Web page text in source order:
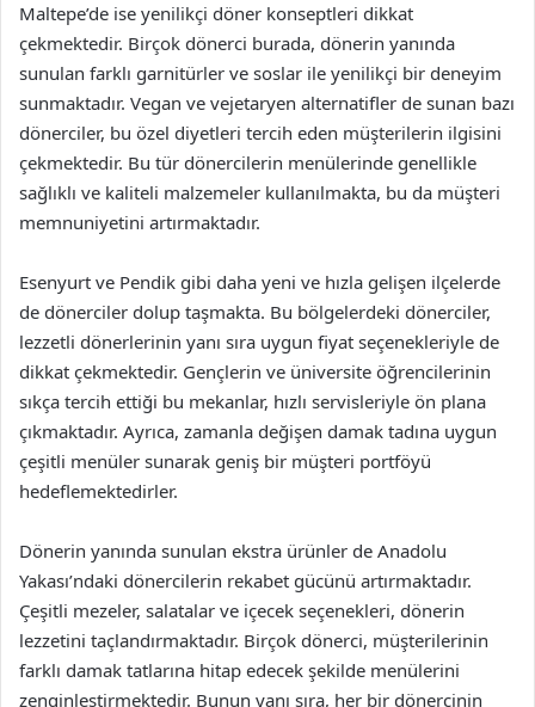
Maltepe’de ise yenilikçi döner konseptleri dikkat
çekmektedir. Birçok dönerci burada, dönerin yanında
sunulan farklı garnitürler ve soslar ile yenilikçi bir deneyim
sunmaktadır. Vegan ve vejetaryen alternatifler de sunan bazı
dönerciler, bu özel diyetleri tercih eden müşterilerin ilgisini
çekmektedir. Bu tür dönercilerin menülerinde genellikle
sağlıklı ve kaliteli malzemeler kullanılmakta, bu da müşteri
memnuniyetini artırmaktadır.
Esenyurt ve Pendik gibi daha yeni ve hızla gelişen ilçelerde
de dönerciler dolup taşmakta. Bu bölgelerdeki dönerciler,
lezzetli dönerlerinin yanı sıra uygun fiyat seçenekleriyle de
dikkat çekmektedir. Gençlerin ve üniversite öğrencilerinin
sıkça tercih ettiği bu mekanlar, hızlı servisleriyle ön plana
çıkmaktadır. Ayrıca, zamanla değişen damak tadına uygun
çeşitli menüler sunarak geniş bir müşteri portföyü
hedeflemektedirler.
Dönerin yanında sunulan ekstra ürünler de Anadolu
Yakası’ndaki dönercilerin rekabet gücünü artırmaktadır.
Çeşitli mezeler, salatalar ve içecek seçenekleri, dönerin
lezzetini taçlandırmaktadır. Birçok dönerci, müşterilerinin
farklı damak tatlarına hitap edecek şekilde menülerini
zenginleştirmektedir. Bunun yanı sıra, her bir dönercinin